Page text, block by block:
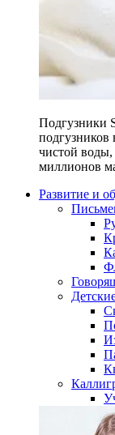
Подгузники
подгузников
чистой воды,
миллионов
Развитие и